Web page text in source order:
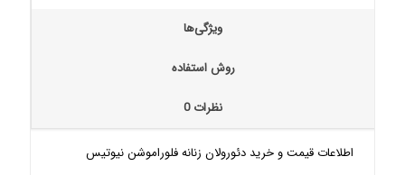
ویژگی‌ها
روش استفاده
نظرات0
اطلاعات قیمت و خرید دئورولان زنانه فلوراموشن نیوتیس